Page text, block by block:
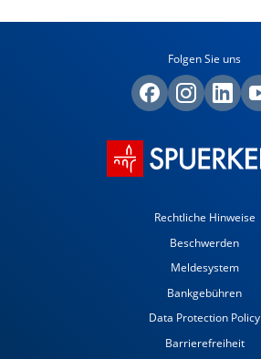
Folgen Sie uns
Rechtliche Hinweise
Beschwerden
Meldesystem
Bankgebühren
Data Protection Policy
Barrierefreiheit